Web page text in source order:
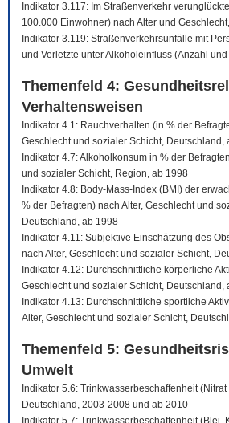
Indikator 3.117: Im Straßenverkehr
100.000 Einwohner) nach Alter und
Indikator 3.119: Straßenverkehrsunfälle mit
und Verletzte unter Alkoholeinfluss (Anzahl
Themenfeld 4:
Verhaltensweisen
Indikator 4.1: Rauchverhalten (in % der
Geschlecht und sozialer Schicht, Deutschland,
Indikator 4.7: Alkoholkonsum in % der
und sozialer Schicht, Region, ab 1998
Indikator 4.8: Body-Mass-Index (BMI) der
% der Befragten) nach Alter, Geschlecht und
Deutschland, ab 1998
Indikator 4.11: Subjektive Einschätzung des
nach Alter, Geschlecht und sozialer Schicht,
Indikator 4.12: Durchschnittliche körperliche
Geschlecht und sozialer Schicht, Deutschland,
Indikator 4.13: Durchschnittliche sportliche
Alter, Geschlecht und sozialer Schicht,
Themenfeld 5:
Umwelt
Indikator 5.6: Trinkwasserbeschaffenheit
Deutschland, 2003-2008 und ab 2010